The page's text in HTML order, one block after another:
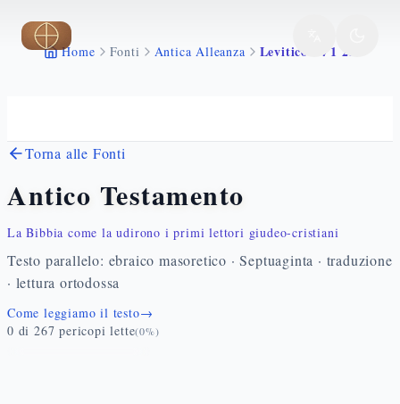
Vai al contenuto principale
Home Fonti Antica Alleanza Levitico 24 1 23
Torna alle Fonti
Antico Testamento
La Bibbia come la udirono i primi lettori giudeo-cristiani
Testo parallelo: ebraico masoretico · Septuaginta · traduzione
· lettura ortodossa
Come leggiamo il testo→
0 di 267 pericopi lette(0%)